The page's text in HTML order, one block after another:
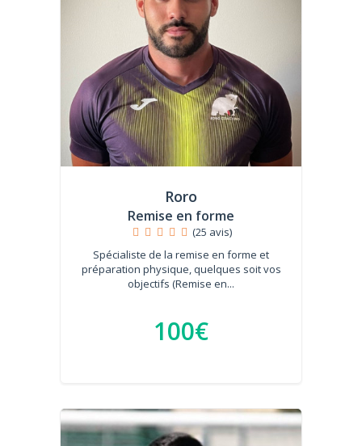
Roro
Remise en forme
(25 avis)
Spécialiste de la remise en forme et
préparation physique, quelques soit vos
objectifs (Remise en...
100€